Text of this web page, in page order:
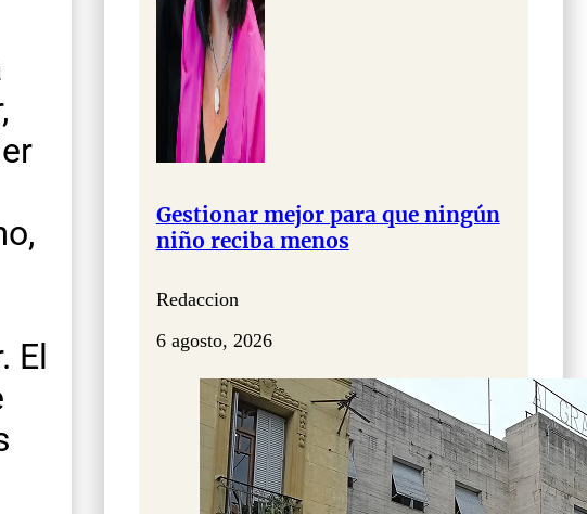
El
Gestionar mejor para que ningún
niño reciba menos
Redaccion
6 agosto, 2026